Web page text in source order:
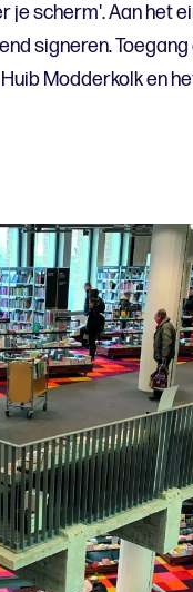
je scherm'. Aan het
signeren.
Modderkolk en